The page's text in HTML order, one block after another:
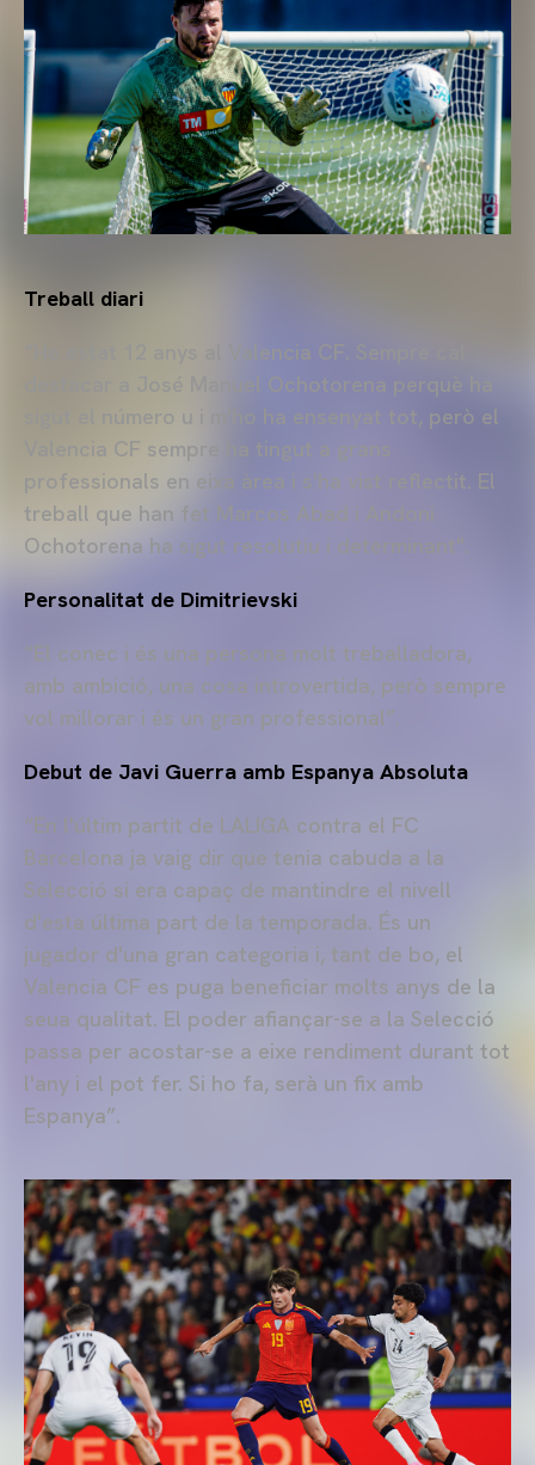
Treball diari
“He estat 12 anys al Valencia CF. Sempre cal
destacar a José Manuel Ochotorena perquè ha
sigut el número u i m'ho ha ensenyat tot, però el
Valencia CF sempre ha tingut a grans
professionals en eixa àrea i s'ha vist reflectit. El
treball que han fet Marcos Abad i Andoni
Ochotorena ha sigut resolutiu i determinant".
Personalitat de Dimitrievski
“El conec i és una persona molt treballadora,
amb ambició, una cosa introvertida, però sempre
vol millorar i és un gran professional”.
Debut de Javi Guerra amb Espanya Absoluta
“En l'últim partit de LALIGA contra el FC
Barcelona ja vaig dir que tenia cabuda a la
Selecció si era capaç de mantindre el nivell
d'esta última part de la temporada. És un
jugador d'una gran categoria i, tant de bo, el
Valencia CF es puga beneficiar molts anys de la
seua qualitat. El poder afiançar-se a la Selecció
passa per acostar-se a eixe rendiment durant tot
l'any i el pot fer. Si ho fa, serà un fix amb
Espanya”.